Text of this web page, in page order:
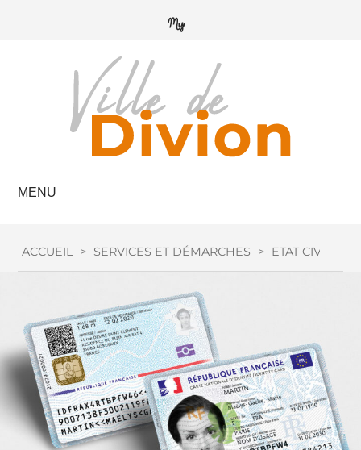
MENU
ACCUEIL > SERVICES ET DÉMARCHES > ETAT CIVIL